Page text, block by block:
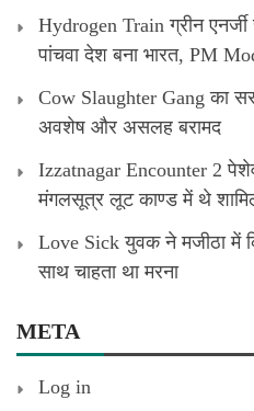
Hydrogen Train ग्रीन
पांचवा देश बना भारत, PM
Cow Slaughter Gang का
अवशेष और असलह बरामद
Izzatnagar Encounter 2
मंगलसूत्र लूट काण्‍ड में थे
Love Sick युवक ने मजीठा में
साथ चाहता था मरना
META
Log in